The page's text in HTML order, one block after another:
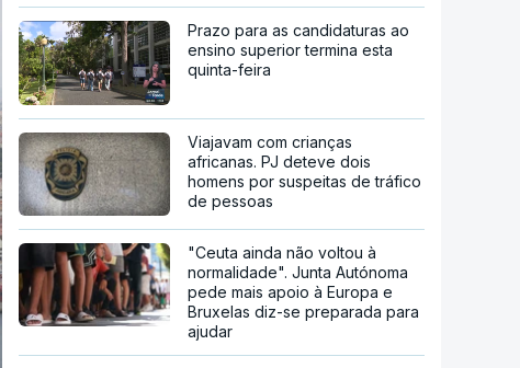
Prazo para as candidaturas ao
ensino superior termina esta
quinta-feira
Viajavam com crianças
africanas. PJ deteve dois
homens por suspeitas de tráfico
de pessoas
"Ceuta ainda não voltou à
normalidade". Junta Autónoma
pede mais apoio à Europa e
Bruxelas diz-se preparada para
ajudar